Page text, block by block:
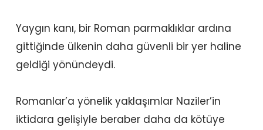
Yaygın kanı, bir Roman parmaklıklar ardına
gittiğinde ülkenin daha güvenli bir yer haline
geldiği yönündeydi.
Romanlar’a yönelik yaklaşımlar Naziler’in
iktidara gelişiyle beraber daha da kötüye